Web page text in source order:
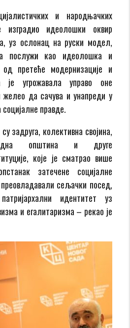
и народњачких
изградио идеолошки оквир
уз ослонац на руски модел,
послужи као идеолошка и
претеће модернизације и
је угрожавала управо оне
желео да сачува и унапреди у
социјалне правде.
задруга, колективна својина,
општина и друге
које је сматрао више
затечене социјалне
преовладавали сељачки посед,
идентитет уз
и егалитаризма – рекао је